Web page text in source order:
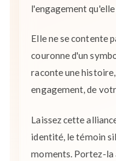
l'engagement
Elle ne se contente
couronne d'un
raconte une
engagement, de
Laissez cette
identité, le témoin
moments. Portez-la